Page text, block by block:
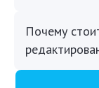
Почему